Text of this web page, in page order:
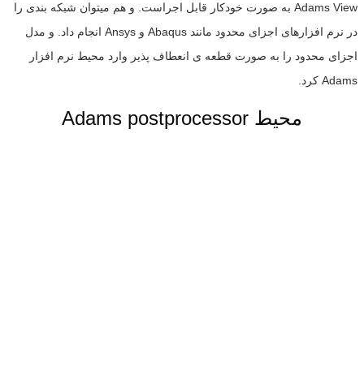
Adams View به صورت خودکار قابل اجراست. و هم میتوان شبکه بندی را
در نرم افزارهای اجزای محدود مانند Abaqus و Ansys انجام داد. و مدل
اجزای محدود را به صورت قطعه ی انعطاف پذیر وارد محیط نرم افزار
Adams کرد.
Adams postprocessor محیط